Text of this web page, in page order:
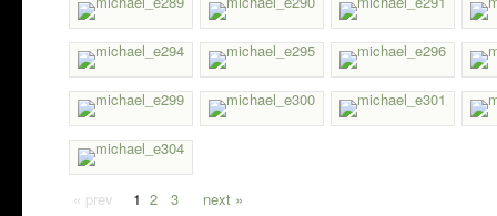
« prev 1 2 3 next »